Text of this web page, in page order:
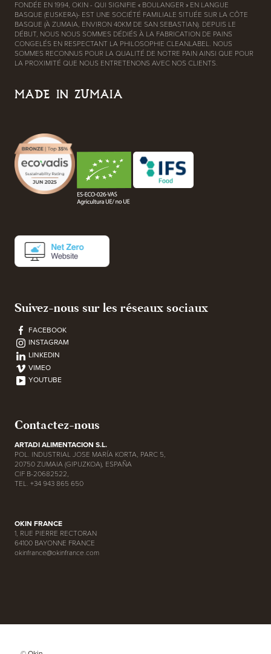
FONDÉE EN 1994, OKIN - QUI SIGNIFIE « BOULANGER » EN LANGUE
BASQUE (EUSKERA)- EST UNE SOCIÉTÉ FAMILIALE SITUÉE SUR LA CÔTE
BASQUE (À ZUMAIA, ENVIRON 40KM DE SAN SEBASTIAN). DEPUIS LE
DÉBUT, NOUS NOUS SOMMES DÉDIÉS À LA FABRICATION DE PAINS
CONGELÉS EN RESPECTANT LA PHILOSOPHIE CLEANLABEL. NOUS
SOMMES RECONNUS POUR LA QUALITÉ DE NOTRE PAIN AINSI QUE POUR
LA PROXIMITÉ QUE NOUS ENTRETENONS AVEC NOS CLIENTS.
MADE IN ZUMAIA
Suivez-nous sur les réseaux sociaux
FACEBOOK
INSTAGRAM
LINKEDIN
VIMEO
YOUTUBE
Contactez-nous
ARTADI ALIMENTACION S.L.
POL. INDUSTRIAL JOSE MARÍA KORTA, PARC 5,
20750 ZUMAIA (GIPUZKOA), ESPAÑA
CIF B-20682522,
TEL. +34 943 865 650
OKIN FRANCE
1, RUE PIERRE RECTORAN
64100 BAYONNE FRANCE
okinfrance@okinfrance.com